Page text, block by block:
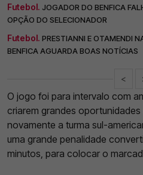
Futebol. JOGADOR DO BENFICA
OPÇÃO DO SELECIONADOR
Futebol. PRESTIANNI E OTAMENDI
BENFICA AGUARDA BOAS NOTÍCIAS
<
O jogo foi para intervalo com
criarem grandes
novamente a turma sul-
uma grande penalidade
minutos, para colocar o